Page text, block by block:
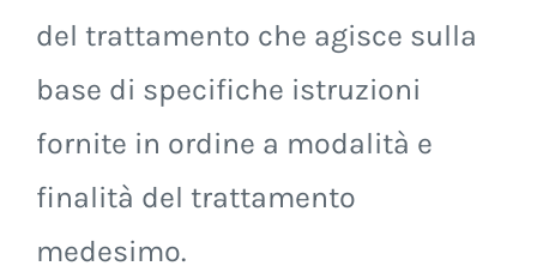
del trattamento che agisce sulla
base di specifiche istruzioni
fornite in ordine a modalità e
finalità del trattamento
medesimo.